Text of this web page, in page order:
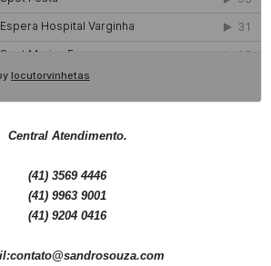
Central Atendimento.
(41) 3569 4446
(41) 9963 9001
(41) 9204 0416